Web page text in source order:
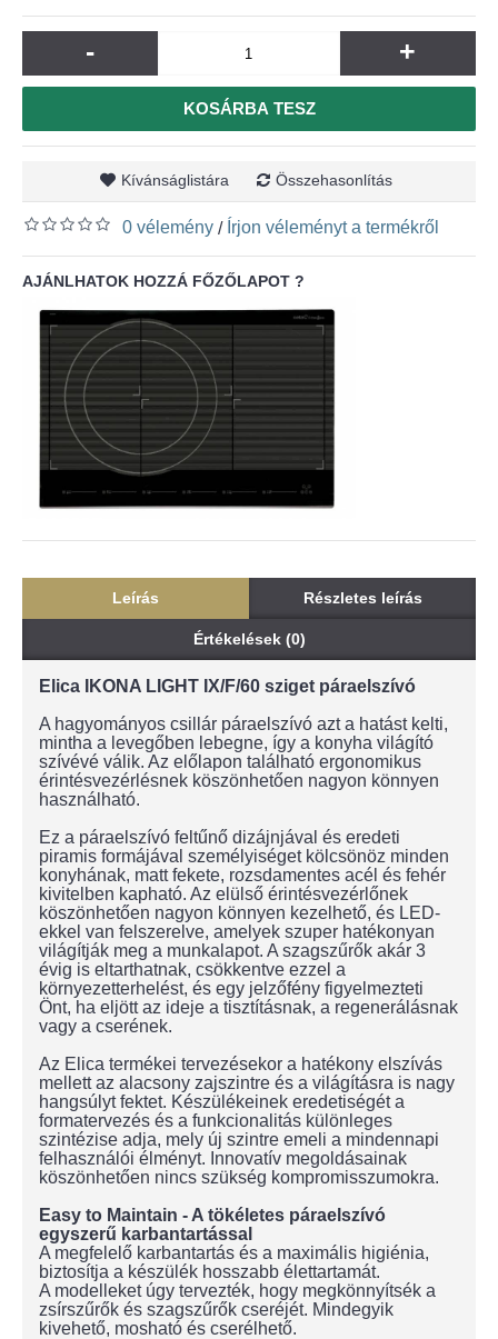
- +
KOSÁRBA TESZ
Kívánságlistára Összehasonlítás
0 vélemény / Írjon véleményt a termékről
AJÁNLHATOK HOZZÁ FŐZŐLAPOT ?
Leírás Részletes leírás
Értékelések (0)
Elica IKONA LIGHT IX/F/60 sziget páraelszívó
A hagyományos csillár páraelszívó azt a hatást kelti,
mintha a levegőben lebegne, így a konyha világító
szívévé válik. Az előlapon található ergonomikus
érintésvezérlésnek köszönhetően nagyon könnyen
használható.
Ez a páraelszívó feltűnő dizájnjával és eredeti
piramis formájával személyiséget kölcsönöz minden
konyhának, matt fekete, rozsdamentes acél és fehér
kivitelben kapható. Az elülső érintésvezérlőnek
köszönhetően nagyon könnyen kezelhető, és LED-
ekkel van felszerelve, amelyek szuper hatékonyan
világítják meg a munkalapot. A szagszűrők akár 3
évig is eltarthatnak, csökkentve ezzel a
környezetterhelést, és egy jelzőfény figyelmezteti
Önt, ha eljött az ideje a tisztításnak, a regenerálásnak
vagy a cserének.
Az Elica termékei tervezésekor a hatékony elszívás
mellett az alacsony zajszintre és a világításra is nagy
hangsúlyt fektet. Készülékeinek eredetiségét a
formatervezés és a funkcionalitás különleges
szintézise adja, mely új szintre emeli a mindennapi
felhasználói élményt. Innovatív megoldásainak
köszönhetően nincs szükség kompromisszumokra.
Easy to Maintain - A tökéletes páraelszívó
egyszerű karbantartással
A megfelelő karbantartás és a maximális higiénia,
biztosítja a készülék hosszabb élettartamát.
A modelleket úgy tervezték, hogy megkönnyítsék a
zsírszűrők és szagszűrők cseréjét. Mindegyik
kivehető, mosható és cserélhető.